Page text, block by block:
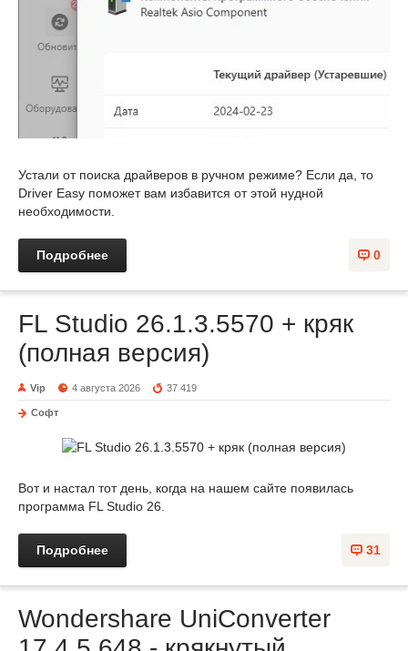
Устали от поиска драйверов в ручном режиме? Если да, то
Driver Easy поможет вам избавится от этой нудной
необходимости.
0
Подробнее
FL Studio 26.1.3.5570 + кряк
(полная версия)
Vip 4 августа 2026 37 419
Софт
Вот и настал тот день, когда на нашем сайте появилась
программа FL Studio 26.
31
Подробнее
Wondershare UniConverter